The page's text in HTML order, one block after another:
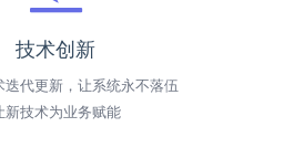
技术创新
迭代更新，让系统永不落伍
新技术为业务赋能